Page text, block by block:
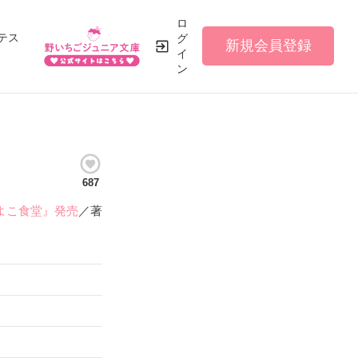
ス
ロ
グ
イ
ン
新規会員登録
687
こ食堂』発売 ／著